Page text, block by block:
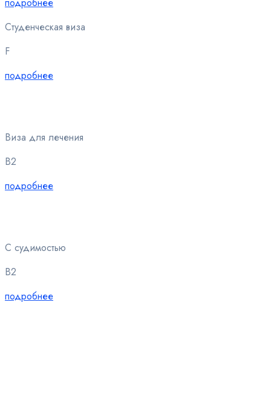
Студенческая виза
F
подробнее
Виза для лечения
B2
подробнее
С судимостью
B2
подробнее